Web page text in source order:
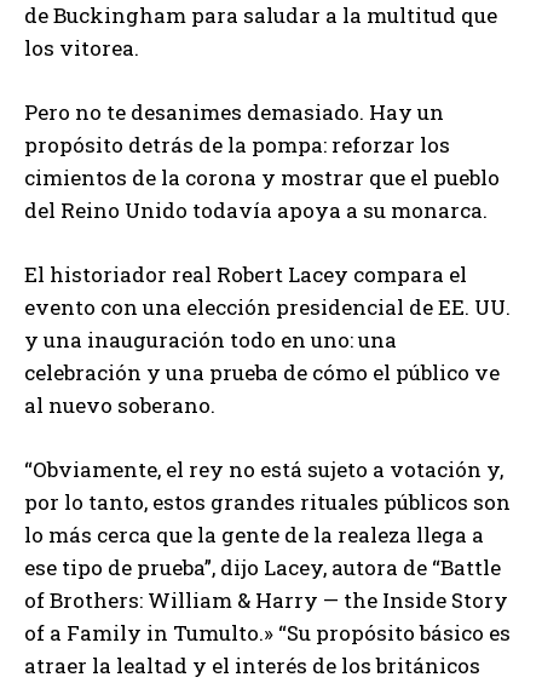
de Buckingham para saludar a la multitud que
los vitorea.
Pero no te desanimes demasiado. Hay un
propósito detrás de la pompa: reforzar los
cimientos de la corona y mostrar que el pueblo
del Reino Unido todavía apoya a su monarca.
El historiador real Robert Lacey compara el
evento con una elección presidencial de EE. UU.
y una inauguración todo en uno: una
celebración y una prueba de cómo el público ve
al nuevo soberano.
“Obviamente, el rey no está sujeto a votación y,
por lo tanto, estos grandes rituales públicos son
lo más cerca que la gente de la realeza llega a
ese tipo de prueba”, dijo Lacey, autora de “Battle
of Brothers: William & Harry — the Inside Story
of a Family in Tumulto.» “Su propósito básico es
atraer la lealtad y el interés de los británicos